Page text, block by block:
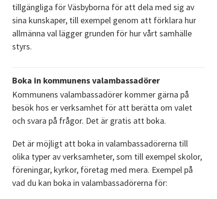
tillgängliga för Väsbyborna för att dela med sig av
sina kunskaper, till exempel genom att förklara hur
allmänna val lägger grunden för hur vårt samhälle
styrs.
Boka in kommunens valambassadörer
Kommunens valambassadörer kommer gärna på
besök hos er verksamhet för att berätta om valet
och svara på frågor. Det är gratis att boka.
Det är möjligt att boka in valambassadörerna till
olika typer av verksamheter, som till exempel skolor,
föreningar, kyrkor, företag med mera. Exempel på
vad du kan boka in valambassadörerna för: